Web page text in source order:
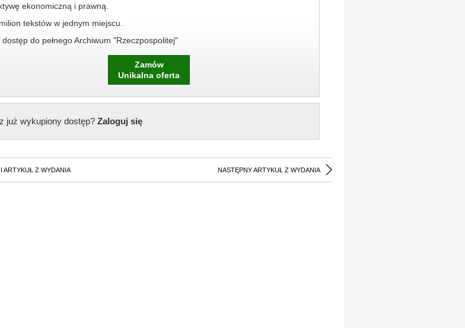
ekonomiczną i prawną.
tekstów w jednym miejscu.
do pełnego Archiwum "Rzeczpospolitej"
Zamów
Unikalna oferta
już wykupiony dostęp?Zaloguj się
ARTYKUŁ Z WYDANIA NASTĘPNY ARTYKUŁ Z WYDANIA